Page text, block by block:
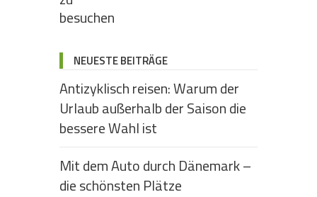
NEUESTE BEITRÄGE
Antizyklisch reisen: Warum der
Urlaub außerhalb der Saison die
bessere Wahl ist
Mit dem Auto durch Dänemark –
die schönsten Plätze